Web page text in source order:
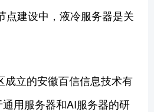
点建设中，液冷服务器是关
成立的安徽百信信息技术有
用服务器和AI服务器的研